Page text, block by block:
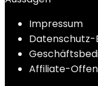
Impressum
Affiliate-